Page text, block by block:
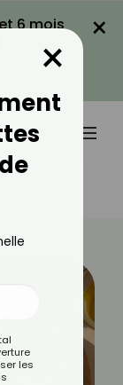
6 mois
×
×
les